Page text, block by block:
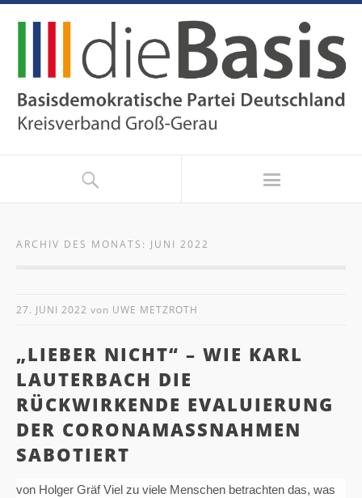
ARCHIV DES MONATS: JUNI 2022
27. JUNI 2022 von UWE METZROTH
„LIEBER NICHT“ – WIE KARL
LAUTERBACH DIE
RÜCKWIRKENDE EVALUIERUNG
DER CORONAMASSNAHMEN S
ABOTIERT
von Holger Gräf Viel zu viele Menschen betrachten das, was